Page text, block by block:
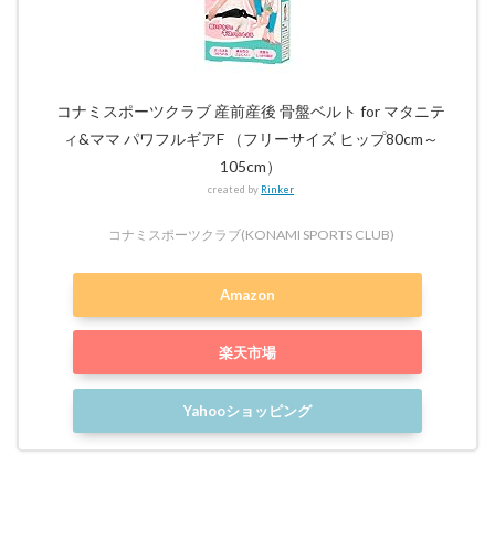
コナミスポーツクラブ 産前産後 骨盤ベルト for マタニテ
ィ&ママ パワフルギアF （フリーサイズ ヒップ80cm～
105cm）
created by Rinker
コナミスポーツクラブ(KONAMI SPORTS CLUB)
Amazon
楽天市場
Yahooショッピング